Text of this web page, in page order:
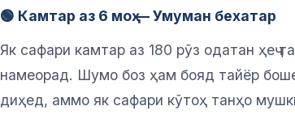
🟢 Камтар аз 6 моҳ — Умуман бехатар
Як сафари камтар аз 180 рӯз одатан ҳеҷ
намеорад. Шумо боз ҳам бояд тайёр
диҳед, аммо як сафари кӯтоҳ танҳо